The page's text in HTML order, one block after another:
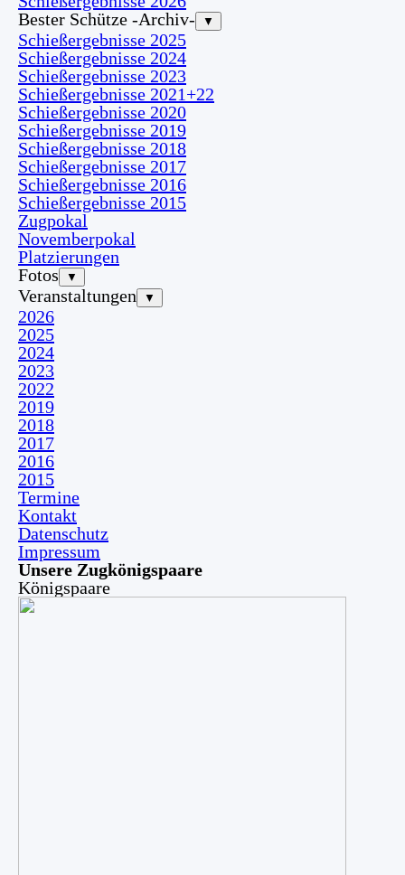
Bester Schütze -Archiv-
▼
Schießergebnisse 2025
Schießergebnisse 2024
Schießergebnisse 2023
Schießergebnisse 2021+22
Schießergebnisse 2020
Schießergebnisse 2019
Schießergebnisse 2018
Schießergebnisse 2017
Schießergebnisse 2016
Schießergebnisse 2015
Zugpokal
Novemberpokal
Platzierungen
Fotos
▼
Veranstaltungen ▼
2026
2025
2024
2023
2022
2019
2018
2017
2016
2015
Termine
Kontakt
Datenschutz
Impressum
Unsere Zugkönigspaare
Königspaare